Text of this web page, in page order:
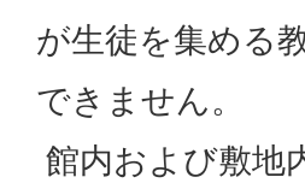
が生徒を集める
できません。
館内および敷地